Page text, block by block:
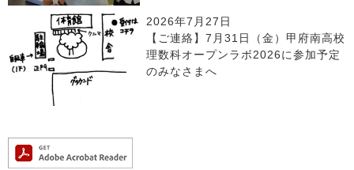
2026年7月27日
【ご連絡】7月31日（金）甲府南高校
理数科オープンラボ2026に参加予定
のみなさまへ